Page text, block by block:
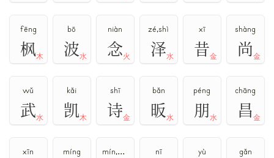
fēng
枫木
bō
波水
niàn
念火
zé,shì
泽水
xī
昔金
shàng
尚金
wǔ
武水
kǎi
凯木
shī
诗金
bǎn
昄水
péng
朋水
chāng
昌金
xīn míng mín,wén nī yù gǎn